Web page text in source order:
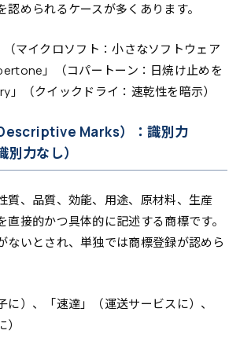
認められるケースが多くあります。
マイクロソフト：小さなソフトウェア
」（コパートーン：日焼け止めを
」（クイックドライ：速乾性を暗示）
Marks）：識別力
力なし）
質、品質、効能、用途、原材料、生産
直接的かつ具体的に記述する商標です。
ないとされ、単独では商標登録が認めら
に）、「速達」（運送サービスに）、